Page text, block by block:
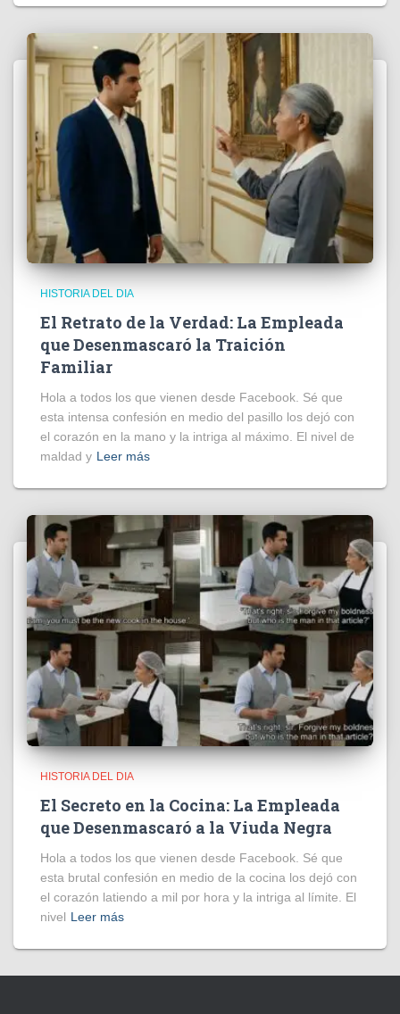
HISTORIA DEL DIA
El Retrato de la Verdad: La Empleada
que Desenmascaró la Traición
Familiar
Hola a todos los que vienen desde Facebook. Sé que
esta intensa confesión en medio del pasillo los dejó con
el corazón en la mano y la intriga al máximo. El nivel de
maldad y Leer más
HISTORIA DEL DIA
El Secreto en la Cocina: La Empleada
que Desenmascaró a la Viuda Negra
Hola a todos los que vienen desde Facebook. Sé que
esta brutal confesión en medio de la cocina los dejó con
el corazón latiendo a mil por hora y la intriga al límite. El
nivel Leer más